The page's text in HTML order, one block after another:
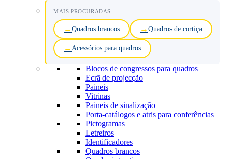
MAIS PROCURADAS
Quadros brancos Quadros de cortiça
Acessórios para quadros
Blocos de congressos para quadros
Ecrã de projecção
Paineis
Vitrinas
Paineis de sinalização
Porta-catálogos e atris para conferências
Pictogramas
Letreiros
Identificadores
Quadros brancos